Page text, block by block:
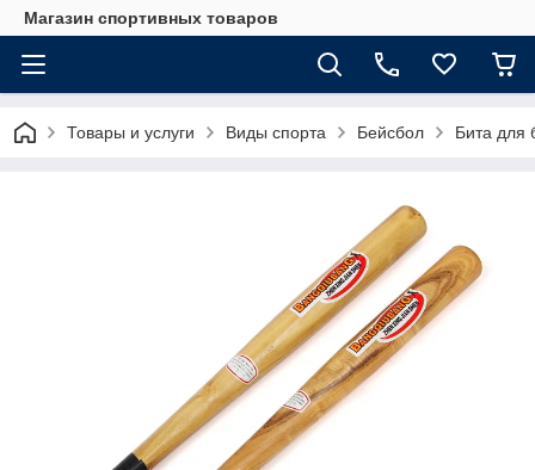
Магазин спортивных товаров
Товары и услуги Виды спорта Бейсбол Бита для